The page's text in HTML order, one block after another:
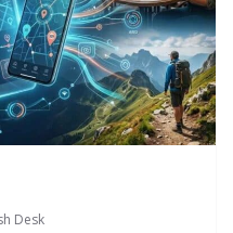
Desk